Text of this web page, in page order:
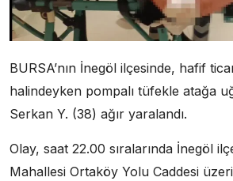
BURSA’nın İnegöl ilçesinde, hafif
halindeyken pompalı tüfekle atağa
Serkan Y. (38) ağır yaralandı.
Olay, saat 22.00 sıralarında İnegöl
Mahallesi Ortaköy Yolu Caddesi